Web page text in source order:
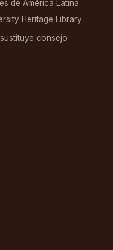
de América Latina
Heritage Library
consejo